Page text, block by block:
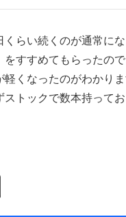
らい続くのが通常に
すすめてもらったの
くなったのがわかり
トックで数本持って